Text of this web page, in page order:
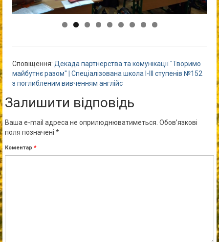
Сповіщення: Декада партнерства та комунікації "Творимо
майбутнє разом" | Спеціалізована школа І-ІІІ ступенів №152
з поглибленим вивченням англійс
Залишити відповідь
Ваша e-mail адреса не оприлюднюватиметься. Обов’язкові
поля позначені *
Коментар *